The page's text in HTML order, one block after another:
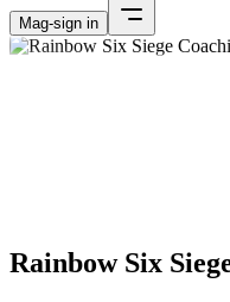
Mag-sign in
Rainbow Six